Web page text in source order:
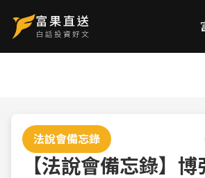
法說會備忘錄
【法說會備忘錄】博